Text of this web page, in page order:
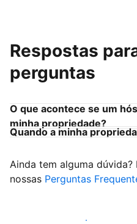
Respostas
perguntas
O que acontece se um
minha propriedade?
Quando a minha
Ainda tem alguma
nossas Perguntas
Comece a receber